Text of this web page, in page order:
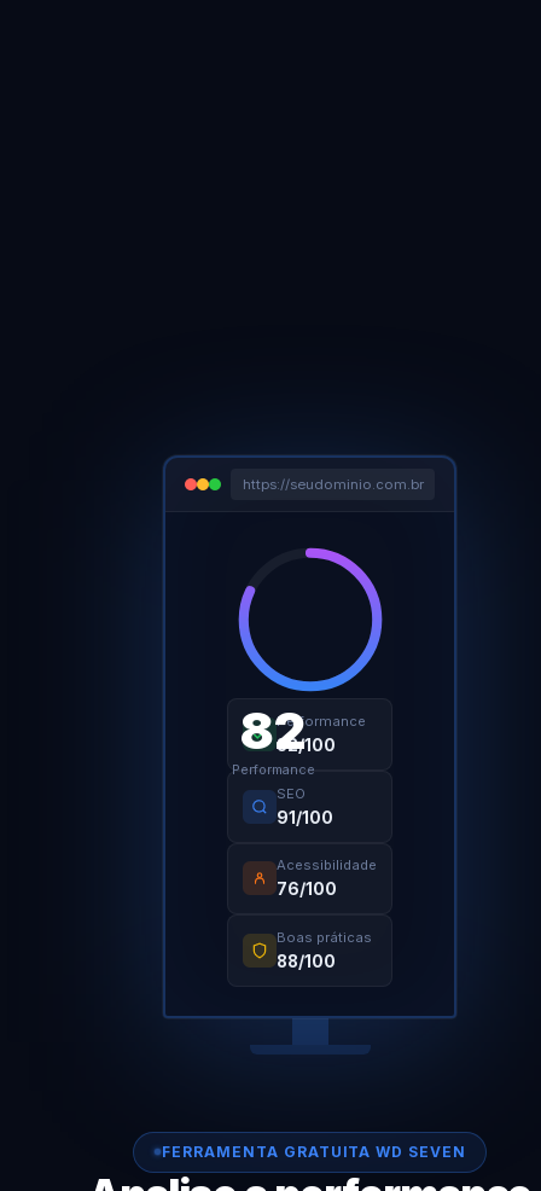
FERRAMENTA GRATUITA WD SEVEN
https://seudominio.com.br
82
Performance
Performance
82/100
SEO
91/100
Acessibilidade
76/100
Boas práticas
88/100